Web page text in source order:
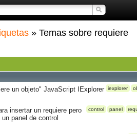
» Temas sobre requiere
iexplorer
un objeto" JavaScript IExplorer
control panel
insertar un requiere pero
panel de control